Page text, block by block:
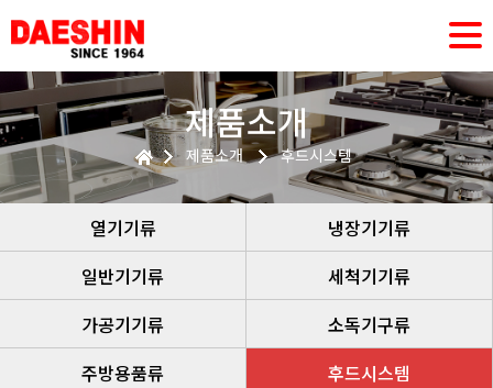
제품소개
제품소개 후드시스템
열기기류
냉장기기류
일반기기류
세척기기류
가공기기류
소독기구류
주방용품류
후드시스템